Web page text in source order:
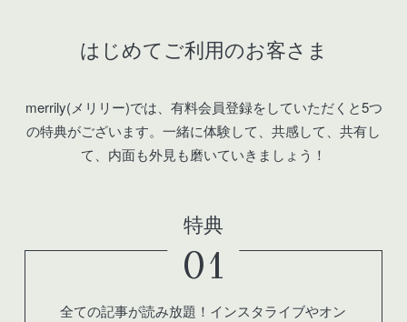
はじめてご利用のお客さま
merrily(メリリー)では、有料会員登録をしていただくと5つ
の特典がございます。 一緒に体験して、共感して、共有し
て、内面も外見も磨いていきましょう！
特典
01
全ての記事が読み放題！インスタライブやオン